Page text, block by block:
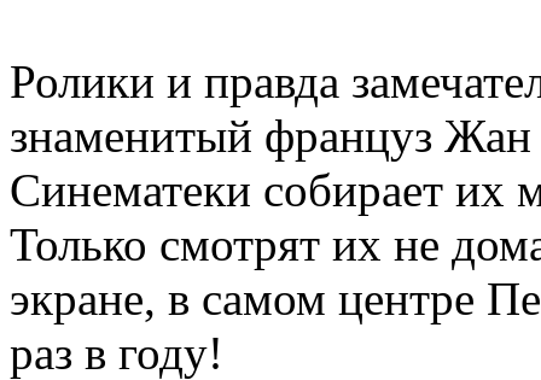
Ролики и правда
знаменитый француз
Синематеки собирает их
Только смотрят их не
экране, в самом центре
раз в году!